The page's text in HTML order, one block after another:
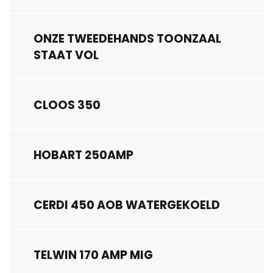
ONZE TWEEDEHANDS TOONZAAL
STAAT VOL
CLOOS 350
HOBART 250AMP
CERDI 450 AOB WATERGEKOELD
TELWIN 170 AMP MIG